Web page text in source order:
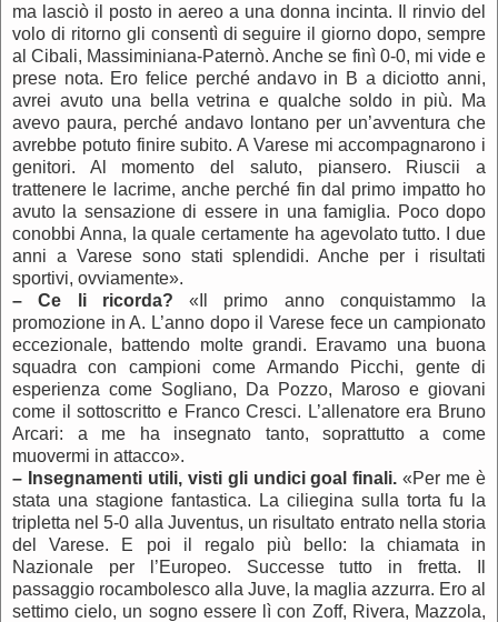
ma lasciò il posto in aereo a una donna incinta. Il rinvio del
volo di ritorno gli consentì di seguire il giorno dopo, sempre
al Cibali, Massiminiana-Paternò. Anche se finì 0-0, mi vide e
prese nota. Ero felice perché andavo in B a diciotto anni,
avrei avuto una bella vetrina e qualche soldo in più. Ma
avevo paura, perché andavo lontano per un’avventura che
avrebbe potuto finire subito. A Varese mi accompagnarono i
genitori. Al momento del saluto, piansero. Riuscii a
trattenere le lacrime, anche perché fin dal primo impatto ho
avuto la sensazione di essere in una famiglia. Poco dopo
conobbi Anna, la quale certamente ha agevolato tutto. I due
anni a Varese sono stati splendidi. Anche per i risultati
sportivi, ovviamente».
–Ce li ricorda? «Il primo anno conquistammo la
promozione in A. L’anno dopo il Varese fece un campionato
eccezionale, battendo molte grandi. Eravamo una buona
squadra con campioni come Armando Picchi, gente di
esperienza come Sogliano, Da Pozzo, Maroso e giovani
come il sottoscritto e Franco Cresci. L’allenatore era Bruno
Arcari: a me ha insegnato tanto, soprattutto a come
muovermi in attacco».
– Insegnamenti utili, visti gli undici goal finali. «Per me è
stata una stagione fantastica. La ciliegina sulla torta fu la
tripletta nel 5-0 alla Juventus, un risultato entrato nella storia
del Varese. E poi il regalo più bello: la chiamata in
Nazionale per l’Europeo. Successe tutto in fretta. Il
passaggio rocambolesco alla Juve, la maglia azzurra. Ero al
settimo cielo, un sogno essere lì con Zoff, Rivera, Mazzola,